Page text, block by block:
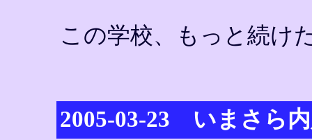
この学校、もっと続け
2005-03-23 いまさら